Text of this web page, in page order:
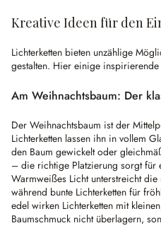
Kreative Ideen für den
Lichterketten bieten unzählige
gestalten. Hier einige inspirierende
Am Weihnachtsbaum: Der
Der Weihnachtsbaum ist der
Lichterketten lassen ihn in vollem
den Baum gewickelt oder
– die richtige Platzierung sorgt für
Warmweißes Licht unterstreicht
während bunte Lichterketten für
edel wirken Lichterketten mit
Baumschmuck nicht überlagern,